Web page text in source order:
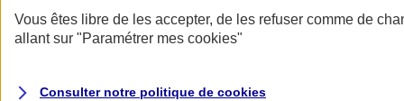
AXA Assurance
Vous êtes libre de les accepter, de les refuser comme de
allant sur "Paramétrer mes cookies"
Consulter notre politique de cookies